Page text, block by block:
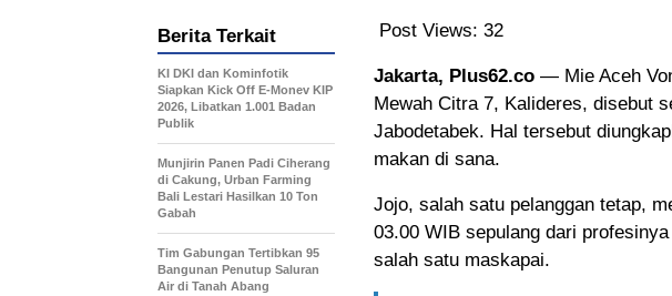
Post Views: 32
Jakarta, Plus62.co — Mie Aceh
Mewah Citra 7, Kalideres, disebut
Jabodetabek. Hal tersebut
makan di sana.
Jojo, salah satu pelanggan tetap,
03.00 WIB sepulang dari
salah satu maskapai.
Berita Terkait
KI DKI dan Kominfotik
Siapkan Kick Off E-Monev KIP
2026, Libatkan 1.001 Badan
Publik
Munjirin Panen Padi Ciherang
di Cakung, Urban Farming
Bali Lestari Hasilkan 10 Ton
Gabah
Tim Gabungan Tertibkan 95
Bangunan Penutup Saluran
Air di Tanah Abang